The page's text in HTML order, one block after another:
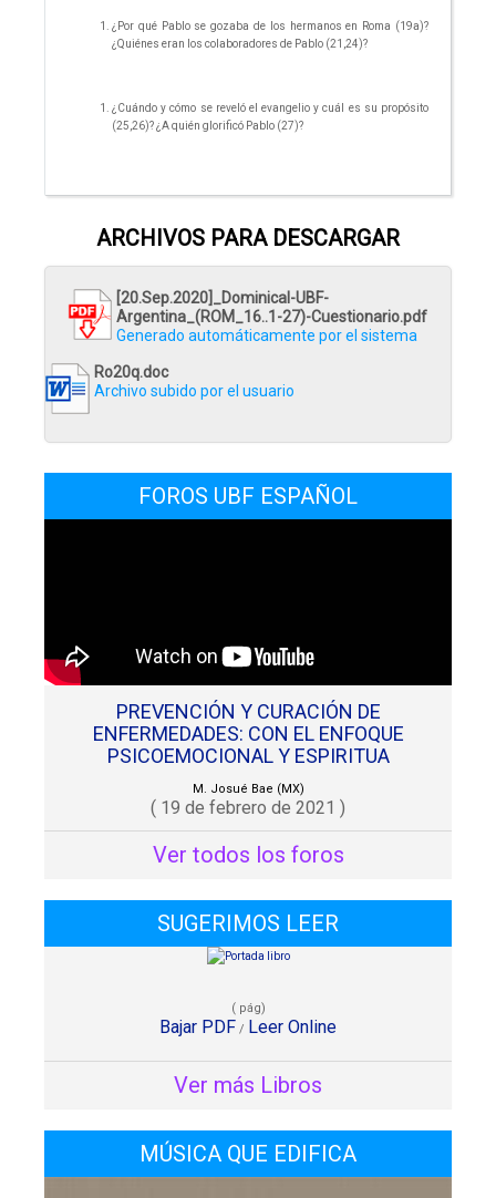
¿Por qué Pablo se gozaba de los hermanos en Roma (19a)?
¿Quiénes eran los colaboradores de Pablo (21,24)?
¿Cuándo y cómo se reveló el evangelio y cuál es su propósito
(25,26)? ¿A quién glorificó Pablo (27)?
ARCHIVOS PARA DESCARGAR
[20.Sep.2020]_Dominical-UBF-
Argentina_(ROM_16..1-27)-Cuestionario.pdf
Generado automáticamente por el sistema
Ro20q.doc
Archivo subido por el usuario
FOROS UBF ESPAÑOL
PREVENCIÓN Y CURACIÓN DE
ENFERMEDADES: CON EL ENFOQUE
PSICOEMOCIONAL Y ESPIRITUA
M. Josué Bae (MX)
( 19 de febrero de 2021 )
Ver todos los foros
SUGERIMOS LEER
( pág)
Bajar PDF / Leer Online
Ver más Libros
MÚSICA QUE EDIFICA